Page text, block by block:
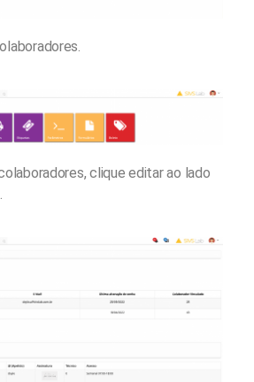
clique editar ao lado